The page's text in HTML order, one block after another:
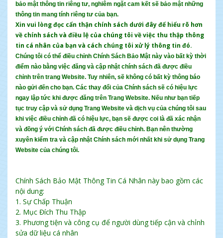
bảo mật thông tin riêng tư, nghiêm ngặt cam kết sẽ bảo mật những
thông tin mang tính riêng tư của bạn.
Xin vui lòng đọc cẩn thận chính sách dưới đây để hiểu rõ hơn
về chính sách và điều lệ của chúng tôi về việc thu thập thông
tin cá nhân của bạn và cách chúng tôi xử lý thông tin đó.
Chúng tôi có thể điều chỉnh Chính Sách Bảo Mật này vào bất kỳ thời
điểm nào bằng việc đăng và cập nhật chính sách đã được điều
chỉnh trên trang Website. Tuy nhiên, sẽ không có bất kỳ thông báo
nào gửi đến cho bạn. Các thay đổi của Chính sách sẽ có hiệu lực
ngay lập tức khi được đăng trên Trang Website. Nếu như bạn tiếp
tục truy cập và sử dụng Trang Website và dịch vụ của chúng tôi sau
khi việc điều chỉnh đã có hiệu lực, bạn sẽ được coi là đã xác nhận
và đồng ý với Chính sách đã được điều chỉnh. Bạn nên thường
xuyên kiểm tra và cập nhật Chính sách mới nhất khi sử dụng Trang
Website của chúng tôi.
Chính Sách Bảo Mật Thông Tin Cá Nhân này bao gồm các
nội dung:
1. Sự Chấp Thuận
2. Mục Đích Thu Thập
3. Phương tiện và công cụ để người dùng tiếp cận và chỉnh
sửa dữ liệu cá nhân